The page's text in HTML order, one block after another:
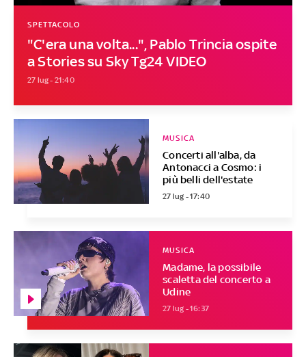
"C'era una volta...", Pablo Trincia ospite
a Stories su Sky Tg24 VIDEO
SPETTACOLO
27 lug - 21:40
Concerti all'alba, da
Antonacci a Cosmo: i
più belli dell'estate
MUSICA
27 lug - 17:40
Madame, la possibile
scaletta del concerto a
Udine
MUSICA
27 lug - 16:37